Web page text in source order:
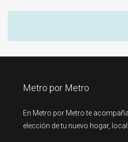
Metro por Metro
En Metro por Metro te
elección de tu nuevo hogar, local